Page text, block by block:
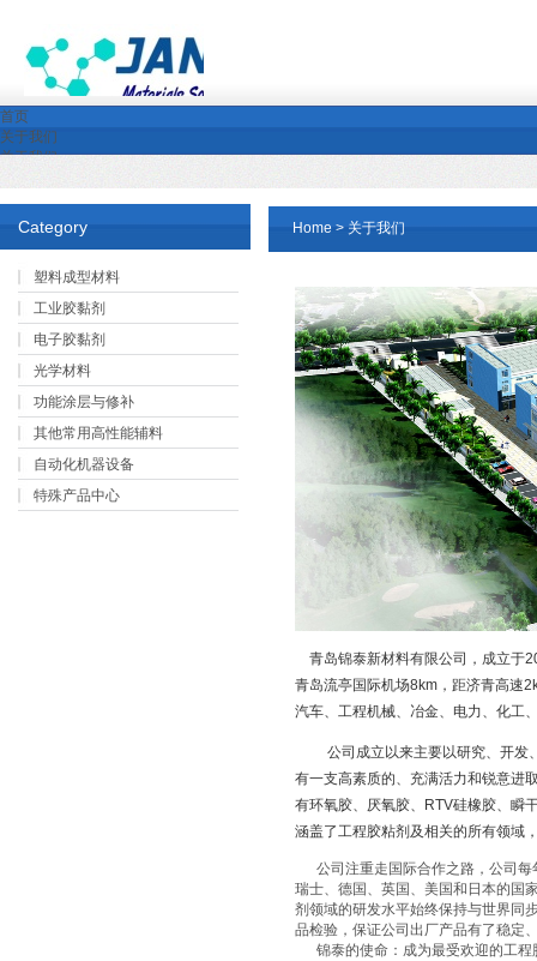
首页
关于我们
关于我们
荣誉资质
产品展示
行业新闻
公司新闻
下载中心
产品中心
公司资质与认证
视频下载
行业解决方案
就业与合作机会
Home > 关于我们
Category
塑料成型材料
工业胶黏剂
电子胶黏剂
光学材料
功能涂层与修补
其他常用高性能辅料
自动化机器设备
特殊产品中心
青岛锦泰新材料有限公司，成立于
青岛流亭国际机场8km，距济青高速
汽车、工程机械、冶金、电力、化工
公司成立以来主要以研究、开发、
有一支高素质的、充满活力和锐意进
有环氧胶、厌氧胶、RTV硅橡胶、瞬
涵盖了工程胶粘剂及相关的所有领域
公司注重走国际合作之路，公司每
瑞士、德国、英国、美国和日本的国
剂领域的研发水平始终保持与世界同
品检验，保证公司出厂产品有了稳定
锦泰的使命：成为最受欢迎的工程